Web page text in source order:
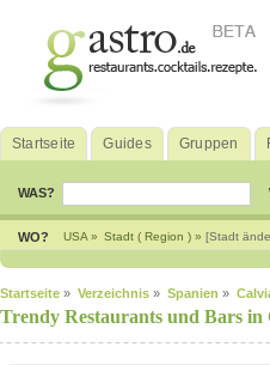
Startseite Guides Gruppen
WAS?
WO? USA » Stadt ( Region ) » [Stadt
Startseite » Verzeichnis » Spanien »
Trendy Restaurants und Bars in